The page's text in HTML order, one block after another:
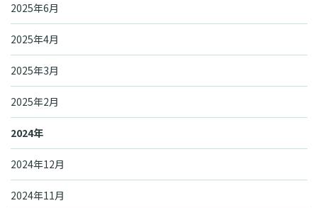
2025年6月
2025年4月
2025年3月
2025年2月
2024年
2024年12月
2024年11月